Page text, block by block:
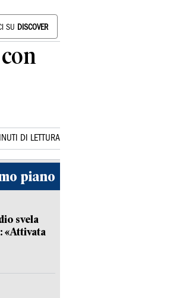
SU DISCOVER
DI LETTURA
piano
svela
«Attivata